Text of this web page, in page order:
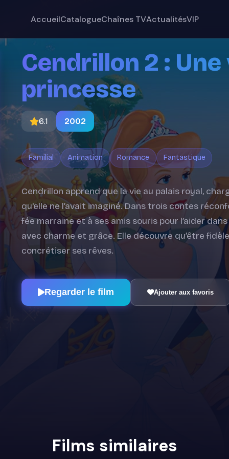
AccueilCatalogueChaînes TVActualitésVIP
Cendrillon 2 : Une
princesse
6.1 2002
Familial Animation Romance Fantastique
Cendrillon apprend que la vie au palais royal,
qu'elle ne l’avait imaginé. Dans trois contes
fée marraine et à ses amis souris pour l’aider
avec charme et grâce. Elle découvre qu’être
concrétiser ses rêves.
Regarder le film Ajouter aux favoris
Films similaires